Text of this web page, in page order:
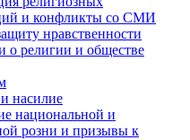
и конфликты со СМИ
нравственности
о религии и обществе
насилие
национальной и
розни и призывы к